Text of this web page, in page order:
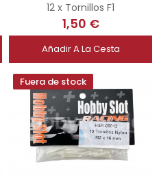
12 x Tornillos F1
1,50 €
Añadir A La Cesta
Fuera de stock